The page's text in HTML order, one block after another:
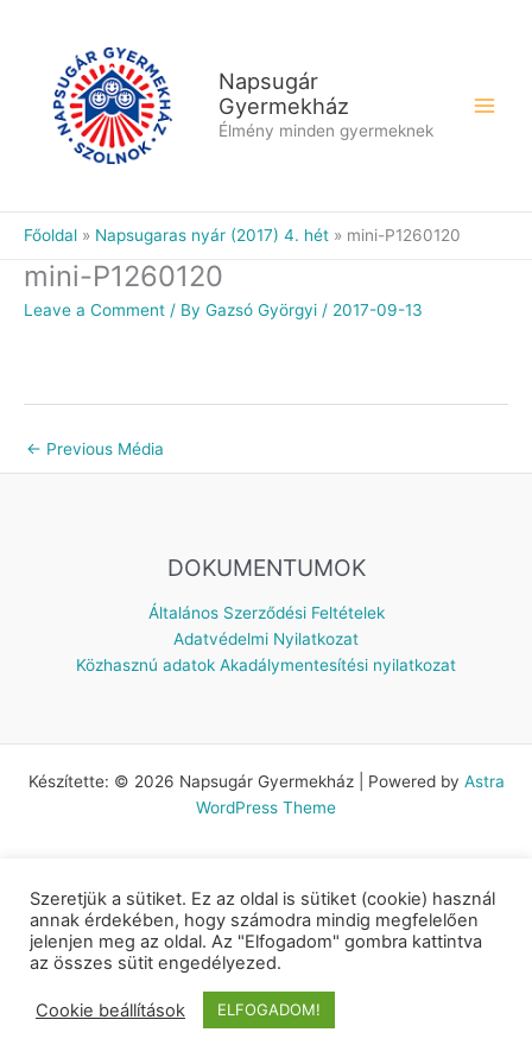
Napsugár
Gyermekház
Élmény minden gyermeknek
Főoldal Napsugaras nyár (2017) 4. hét mini-P1260120
mini-P1260120
Leave a Comment / By Gazsó Györgyi / 2017-09-13
← Previous Média
DOKUMENTUMOK
Általános Szerződési Feltételek
Adatvédelmi Nyilatkozat
Közhasznú adatok Akadálymentesítési nyilatkozat
Készítette: © 2026 Napsugár Gyermekház | Powered by Astra
WordPress Theme
Szeretjük a sütiket. Ez az oldal is sütiket (cookie) használ
annak érdekében, hogy számodra mindig megfelelően
jelenjen meg az oldal. Az "Elfogadom" gombra kattintva
az összes sütit engedélyezed.
Cookie beállítások ELFOGADOM!